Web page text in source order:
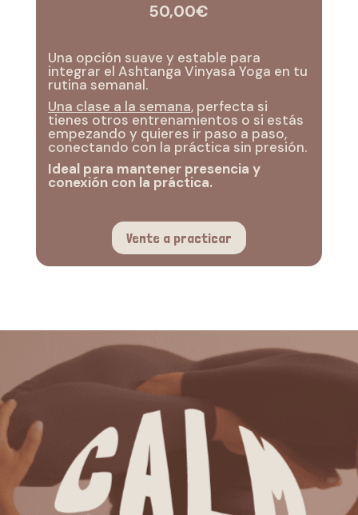
50,00€
Una opción suave y estable para
integrar el Ashtanga Vinyasa Yoga en tu
rutina semanal.
Una clase a la semana, perfecta si
tienes otros entrenamientos o si estás
empezando y quieres ir paso a paso,
conectando con la práctica sin presión.
Ideal para mantener presencia y
conexión con la práctica.
Vente a practicar